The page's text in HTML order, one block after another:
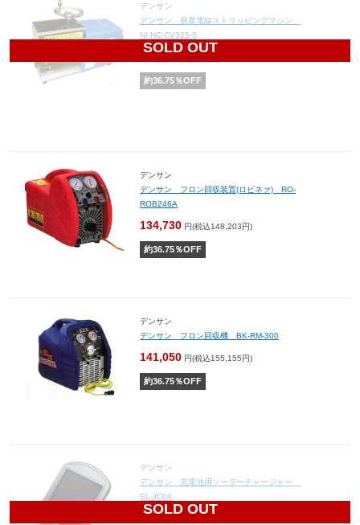
SOLD OUT
デンサン
デンサン 廃棄電線ストリッピングマシン
NI-NC-CV325-5
606,190
約36.75％OFF
デンサン
デンサン フロン回収装置(ロビネァ) RO-
ROB246A
134,730 円(税込148,203円)
約36.75％OFF
デンサン
デンサン フロン回収機 BK-RM-300
141,050 円(税込155,155円)
約36.75％OFF
SOLD OUT
デンサン
デンサン 充電池用ソーラーチャージャー
SL-JC04
4,420